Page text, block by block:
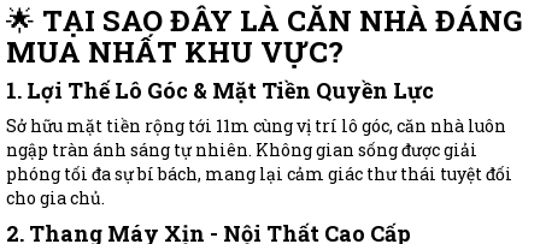
🌟 TẠI SAO ĐÂY LÀ CĂN NHÀ ĐÁNG
MUA NHẤT KHU VỰC?
1. Lợi Thế Lô Góc & Mặt Tiền Quyền Lực
Sở hữu mặt tiền rộng tới 11m cùng vị trí lô góc, căn nhà luôn
ngập tràn ánh sáng tự nhiên. Không gian sống được giải
phóng tối đa sự bí bách, mang lại cảm giác thư thái tuyệt đối
cho gia chủ.
2. Thang Máy Xịn - Nội Thất Cao Cấp